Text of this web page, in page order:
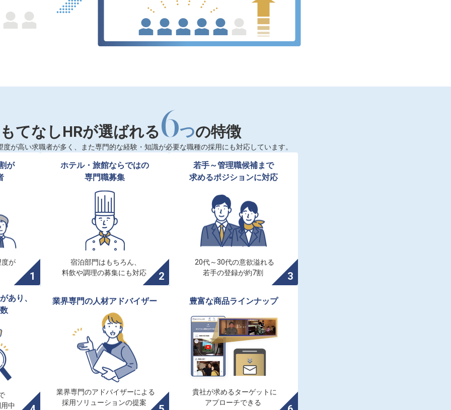
てなしHRが選ばれる6つの特徴
が高い求職者が多く、また専門的な経験・知識が必要な職種の採用にも対応しています。
が
が
ホテル・旅館ならではの
専門職募集
宿泊部門はもちろん、
料飲や調理の募集にも対応
若手～管理職候補まで
求めるポジションに対応
20代～30代の意欲溢れる
若手の登録が約7割
あり、
中
業界専門の人材アドバイザー
業界専門のアドバイザーによる
採用ソリューションの提案
豊富な商品ラインナップ
貴社が求めるターゲットに
アプローチできる